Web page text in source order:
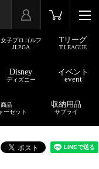
女子プロゴルフ
JLPGA
Tリーグ
T.LEAGUE
Disney
ディズニー
イベント
event
品
ーセット
収納用品
サプライ